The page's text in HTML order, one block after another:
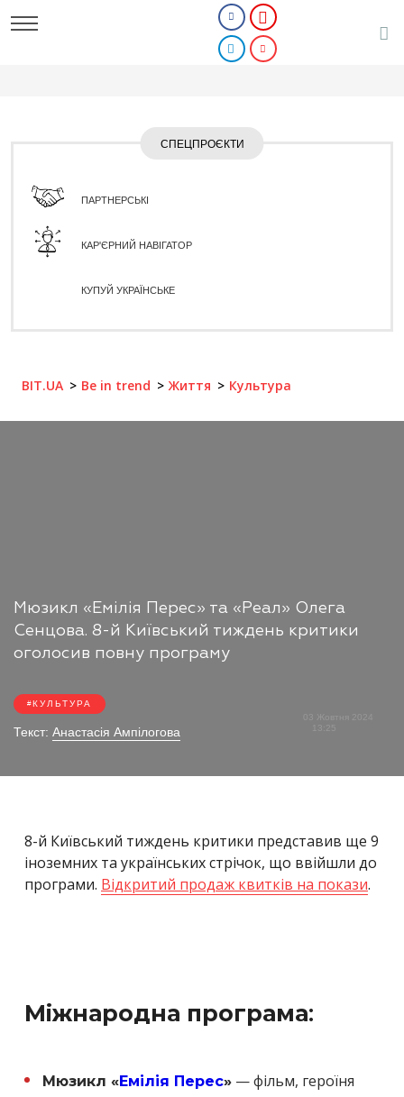
СПЕЦПРОЄКТИ
ПАРТНЕРСЬКІ
КАР'ЄРНИЙ НАВІГАТОР
КУПУЙ УКРАЇНСЬКЕ
BIT.UA Be in trend Життя Культура
Мюзикл «Емілія Перес» та «Реал» Олега
Сенцова. 8-й Київський тиждень критики
оголосив повну програму
КУЛЬТУРА
Текст: Анастасія Ампілогова
03 Жовтня 2024
8-й Київський тиждень критики представив ще 9
іноземних та українських стрічок, що ввійшли до
програми. Відкритий продаж квитків на покази.
Міжнародна програма:
Мюзикл «Емілія Перес» — фільм, героїня